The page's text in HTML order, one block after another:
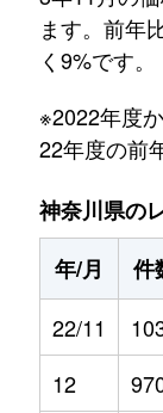
ます。前年
く9%です。
※2022年度
22年度の前
神奈川県の
年/月
件
22/11
12